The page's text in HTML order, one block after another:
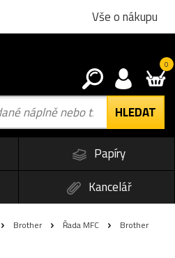
Vše o nákupu
0
Papíry
Kancelář
Brother Řada MFC
Brother